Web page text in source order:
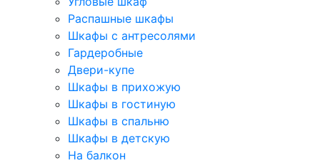
Распашные шкафы
Шкафы с антресолями
Гардеробные
Двери-купе
Шкафы в прихожую
Шкафы в гостиную
Шкафы в спальню
Шкафы в детскую
На балкон